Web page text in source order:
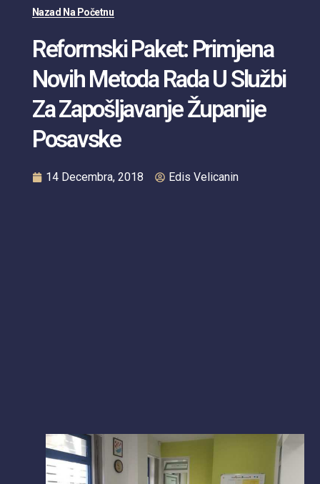
Nazad Na Početnu
Reformski Paket: Primjena
Novih Metoda Rada U Službi
Za Zapošljavanje Županije
Posavske
14 Decembra, 2018 Edis Velicanin